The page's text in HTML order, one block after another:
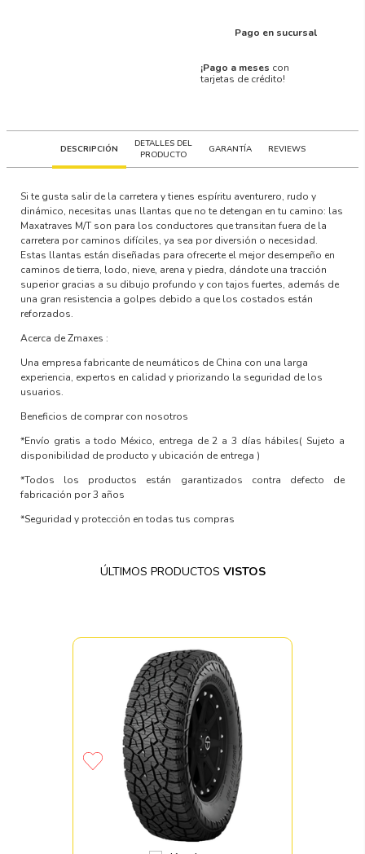
Pago en sucursal
¡Pago a meses con
tarjetas de crédito!
DESCRIPCIÓN
DETALLES DEL
PRODUCTO
GARANTÍA REVIEWS
Si te gusta salir de la carretera y tienes espíritu aventurero, rudo y
dinámico, necesitas unas llantas que no te detengan en tu camino: las
Maxatraves M/T son para los conductores que transitan fuera de la
carretera por caminos difíciles, ya sea por diversión o necesidad.
Estas llantas están diseñadas para ofrecerte el mejor desempeño en
caminos de tierra, lodo, nieve, arena y piedra, dándote una tracción
superior gracias a su dibujo profundo y con tajos fuertes, además de
una gran resistencia a golpes debido a que los costados están
reforzados.
Acerca de Zmaxes :
Una empresa fabricante de neumáticos de China con una larga
experiencia, expertos en calidad y priorizando la seguridad de los
usuarios.
Beneficios de comprar con nosotros
*Envío gratis a todo México, entrega de 2 a 3 días hábiles( Sujeto a
disponibilidad de producto y ubicación de entrega )
*Todos los productos están garantizados contra defecto de
fabricación por 3 años
*Seguridad y protección en todas tus compras
ÚLTIMOS PRODUCTOS VISTOS